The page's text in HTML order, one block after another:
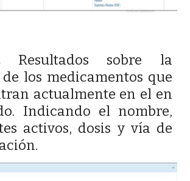
Resultados sobre la
los medicamentos que
actualmente en el en
Indicando el nombre,
activos, dosis y vía de